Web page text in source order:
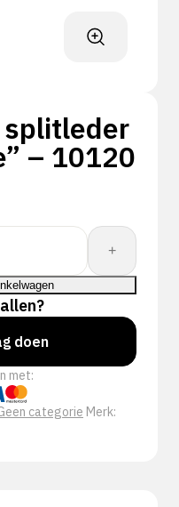
– 10120
+
doen
met:
categorie Merk: